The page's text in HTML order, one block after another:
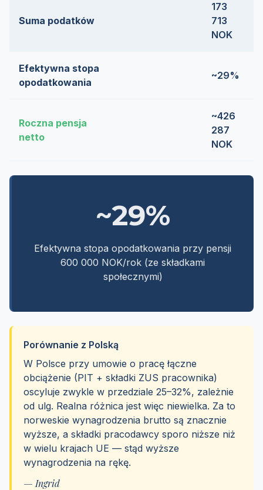
Suma podatków
173
713
NOK
Efektywna stopa
opodatkowania
~29%
Roczna pensja
netto
~426
287
NOK
~29%
Efektywna stopa opodatkowania przy pensji
600 000 NOK/rok (ze składkami
społecznymi)
Porównanie z Polską
W Polsce przy umowie o pracę łączne
obciążenie (PIT + składki ZUS pracownika)
oscyluje zwykle w przedziale 25–32%, zależnie
od ulg. Realna różnica jest więc niewielka. Za to
norweskie wynagrodzenia brutto są znacznie
wyższe, a składki pracodawcy sporo niższe niż
w wielu krajach UE — stąd wyższe
wynagrodzenia na rękę.
— Ingrid